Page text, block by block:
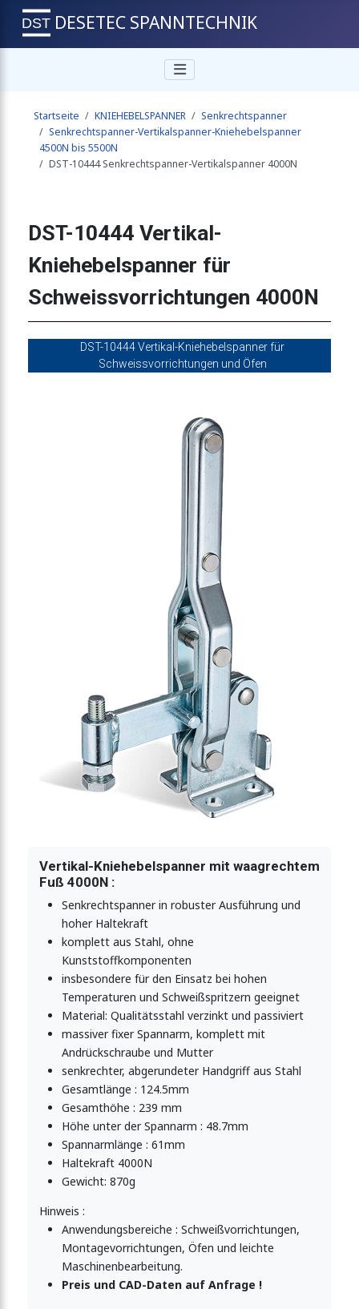
Vertikalspanner 4000N
Vertikalspanner 4500N
Vertikalspanner 4500N
Vertikalspanner 5500N
DESETEC SPANNTECHNIK
Startseite KNIEHEBELSPANNER
Senkrechtspanner
Senkrechtspanner-Vertikalspanner-Kniehebelspanner
4500N bis 5500N
DST-10444 Senkrechtspanner-Vertikalspanner 4000N
DST-10444 Vertikal-
Kniehebelspanner für
Schweissvorrichtungen 4000N
DST-10444 Vertikal-Kniehebelspanner für
Schweissvorrichtungen und Öfen
Vertikal-Kniehebelspanner mit waagrechtem
Fuß 4000N :
Senkrechtspanner in robuster Ausführung und
hoher Haltekraft
komplett aus Stahl, ohne
Kunststoffkomponenten
insbesondere für den Einsatz bei hohen
Temperaturen und Schweißspritzern geeignet
Material: Qualitätsstahl verzinkt und passiviert
massiver fixer Spannarm, komplett mit
Andrückschraube und Mutter
senkrechter, abgerundeter Handgriff aus Stahl
Gesamtlänge : 124.5mm
Gesamthöhe : 239 mm
Höhe unter der Spannarm : 48.7mm
Spannarmlänge : 61mm
Haltekraft 4000N
Gewicht: 870g
Hinweis :
Anwendungsbereiche : Schweißvorrichtungen,
Montagevorrichtungen, Öfen und leichte
Maschinenbearbeitung.
Preis und CAD-Daten auf Anfrage !